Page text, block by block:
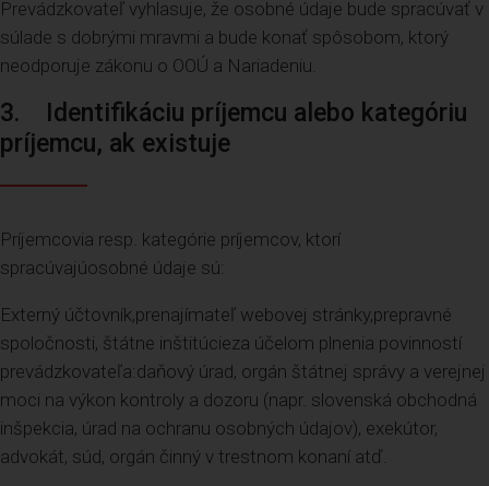
Prevádzkovateľ vyhlasuje, že osobné údaje bude spracúvať v
súlade s dobrými mravmi a bude konať spôsobom, ktorý
neodporuje zákonu o OOÚ a Nariadeniu.
3. Identifikáciu príjemcu alebo kategóriu
príjemcu, ak existuje
Príjemcovia resp. kategórie príjemcov, ktorí
spracúvajúosobné údaje sú:
Externý účtovník,prenajímateľ webovej stránky,prepravné
spoločnosti, štátne inštitúcieza účelom plnenia povinností
prevádzkovateľa:daňový úrad, orgán štátnej správy a verejnej
moci na výkon kontroly a dozoru (napr. slovenská obchodná
inšpekcia, úrad na ochranu osobných údajov), exekútor,
advokát, súd, orgán činný v trestnom konaní atď.